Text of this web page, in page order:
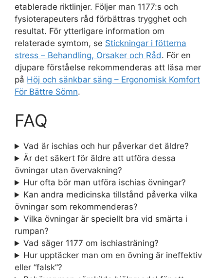
etablerade riktlinjer. Följer man 1177:s och
fysioterapeuters råd förbättras trygghet och
resultat. För ytterligare information om
relaterade symtom, se Stickningar i fötterna
stress – Behandling, Orsaker och Råd. För en
djupare förståelse rekommenderas att läsa mer
på Höj och sänkbar säng – Ergonomisk Komfort
För Bättre Sömn.
FAQ
Vad är ischias och hur påverkar det äldre?
Är det säkert för äldre att utföra dessa
övningar utan övervakning?
Hur ofta bör man utföra ischias övningar?
Kan andra medicinska tillstånd påverka vilka
övningar som rekommenderas?
Vilka övningar är speciellt bra vid smärta i
rumpan?
Vad säger 1177 om ischiasträning?
Hur upptäcker man om en övning är ineffektiv
eller “falsk”?